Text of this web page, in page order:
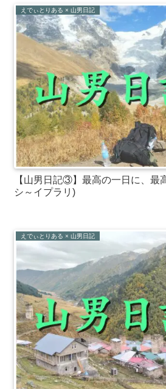
えでぃとりある × 山男日記
【山男日記③】最高の一日に、最
シ～イプラリ)
えでぃとりある × 山男日記